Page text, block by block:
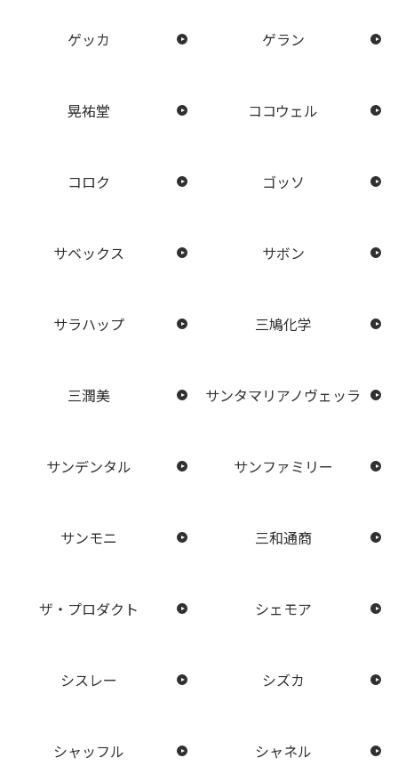
ゲッカ ゲラン
晃祐堂 ココウェル
コロク ゴッソ
サベックス サボン
サラハップ 三鳩化学
三潤美 サンタマリアノヴェッラ
サンデンタル サンファミリー
サンモニ 三和通商
ザ・プロダクト シェモア
シスレー シズカ
シャッフル シャネル